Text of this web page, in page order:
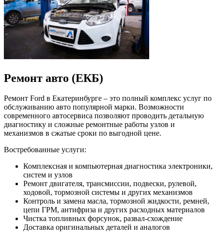
Ремонт авто (ЕКБ)
Ремонт Ford в Екатеринбурге – это полный комплекс услуг по
обслуживанию авто популярной марки. Возможности
современного автосервиса позволяют проводить детальную
диагностику и сложные ремонтные работы узлов и
механизмов в сжатые сроки по выгодной цене.
Востребованные услуги:
Комплексная и компьютерная диагностика электроники,
систем и узлов
Ремонт двигателя, трансмиссии, подвески, рулевой,
ходовой, тормозной системы и других механизмов
Контроль и замена масла, тормозной жидкости, ремней,
цепи ГРМ, антифриза и других расходных материалов
Чистка топливных форсунок, развал-схождение
Доставка оригинальных деталей и аналогов